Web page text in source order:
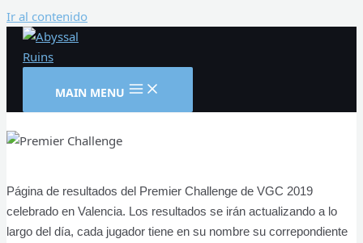
Ir al contenido
MAIN MENU
Página de resultados del Premier Challenge de VGC 2019
celebrado en Valencia. Los resultados se irán actualizando a lo
largo del día, cada jugador tiene en su nombre su correpondiente